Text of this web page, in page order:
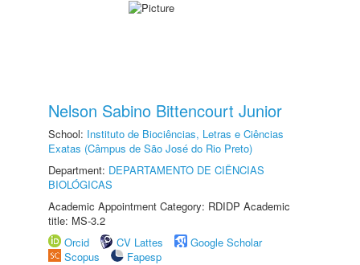
Nelson Sabino Bittencourt Junior
School: Instituto de Biociências, Letras e Ciências
Exatas (Câmpus de São José do Rio Preto)
Department: DEPARTAMENTO DE CIÊNCIAS
BIOLÓGICAS
Academic Appointment Category: RDIDP Academic
title: MS-3.2
Orcid
CV Lattes
Google Scholar
Scopus
Fapesp